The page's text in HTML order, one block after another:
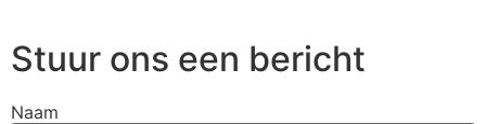
Stuur ons een bericht
Naam